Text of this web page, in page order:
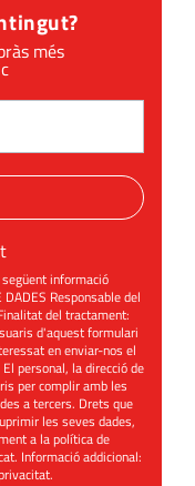
més
informació
DADES Responsable del
del tractament:
d'aquest formulari
en enviar-nos el
personal, la direcció de
per complir amb les
a tercers. Drets que
les seves dades,
a la política de
. Informació addicional:
.